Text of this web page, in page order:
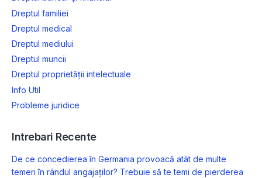
Dreptul familiei
Dreptul medical
Dreptul mediului
Dreptul muncii
Dreptul proprietății intelectuale
Info Util
Probleme juridice
Intrebari Recente
De ce concedierea în Germania provoacă atât de multe
temeri în rândul angajaților? Trebuie să te temi de pierderea